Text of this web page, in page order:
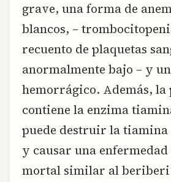
grave, una forma de
blancos, –
recuento de plaquetas
anormalmente bajo – y
hemorrágico. Además,
contiene la enzima
puede destruir la
y causar una
mortal similar al beriberi